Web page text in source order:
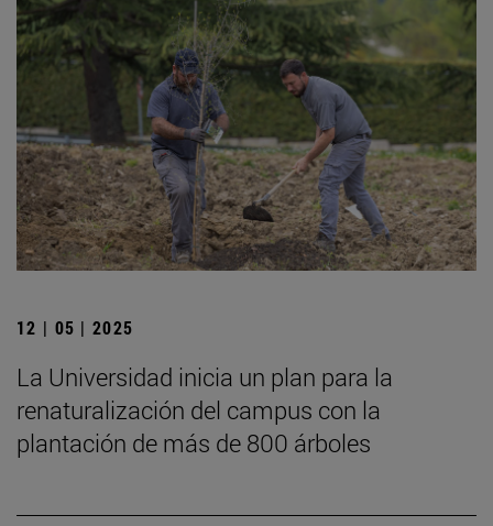
12 | 05 | 2025
La Universidad inicia un plan para la
renaturalización del campus con la
plantación de más de 800 árboles